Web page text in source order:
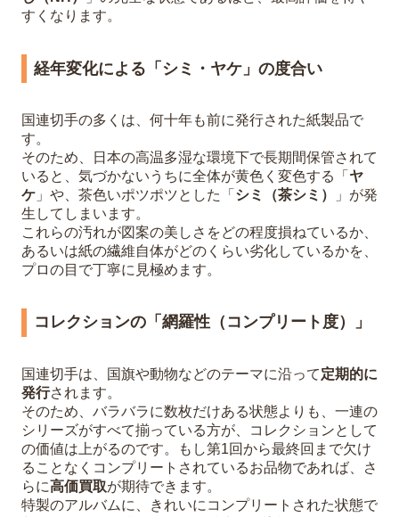
すくなります。
経年変化による「シミ・ヤケ」の度合い
国連切手の多くは、何十年も前に発行された紙製品で
す。
そのため、日本の高温多湿な環境下で長期間保管されて
いると、気づかないうちに全体が黄色く変色する「 ヤ
ケ 」や、茶色いポツポツとした「 シミ（茶シミ）
」が発
生してしまいます。
これらの汚れが図案の美しさをどの程度損ねているか、
あるいは紙の繊維自体がどのくらい劣化しているかを、
プロの目で丁寧に見極めます。
コレクションの「網羅性（コンプリート度）」
国連切手は、国旗や動物などのテーマに沿って定期的に
発行されます。
そのため、バラバラに数枚だけある状態よりも、一連の
シリーズがすべて揃っている方が、コレクションとして
の価値は上がるのです。もし第1回から最終回まで欠け
ることなくコンプリートされているお品物であれば、さ
らに高価買取が期待できます。
特製のアルバムに、きれいにコンプリートされた状態で